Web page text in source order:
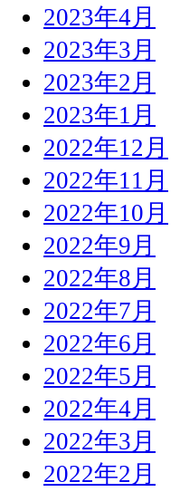
2023年4月
2023年3月
2023年2月
2023年1月
2022年12月
2022年11月
2022年10月
2022年9月
2022年8月
2022年7月
2022年6月
2022年5月
2022年4月
2022年3月
2022年2月